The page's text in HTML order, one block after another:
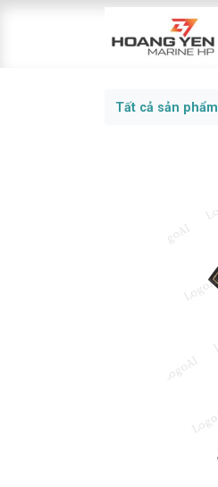
Tất cả sản phẩm